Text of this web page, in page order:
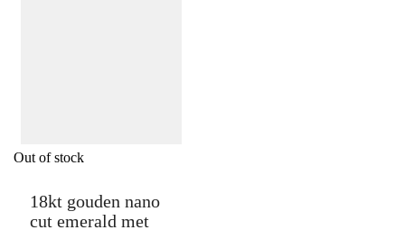
Out of stock
18kt gouden nano
cut emerald met